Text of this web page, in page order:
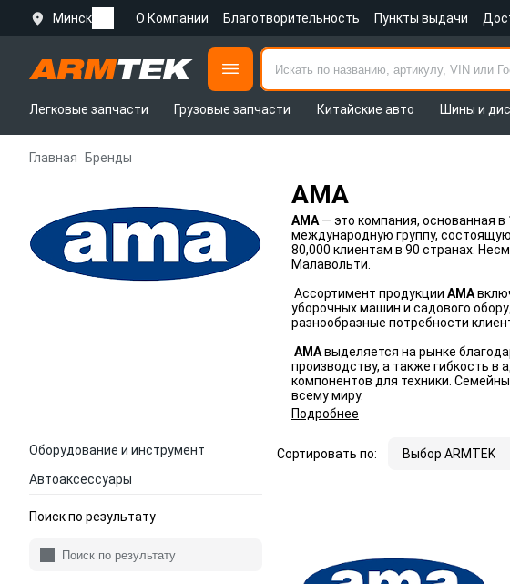
Минск О Компании Благотворительность Пункты выдачи
Легковые запчасти
Грузовые запчасти Китайские авто Шины и
Главная Бренды
AMA
AMA — это компания, основанная
международную группу,
80,000 клиентам в 90 странах.
Малавольти.
Ассортимент продукции AMA
уборочных машин и садового
разнообразные потребности
AMAвыделяется на рынке
производству, а также гибкость
компонентов для техники.
всему миру.
Подробнее
Оборудование и инструмент
Автоаксессуары
Поиск по результату
Сортировать по: Выбор ARMTEK